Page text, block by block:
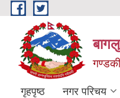
Skip to main content
गृहपृष्ठ नगर परिचय